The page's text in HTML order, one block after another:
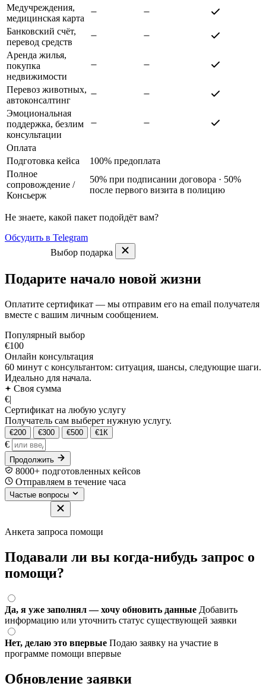
Медучреждения,
медицинская карта
Банковский счёт,
перевод средств
Аренда жилья,
покупка
недвижимости
Перевоз животных,
автоконсалтинг
Эмоциональная
поддержка, безлим
консультации
Оплата
Подготовка кейса
100% предоплата
Полное
сопровождение /
Консьерж
50% при подписании договора · 50%
после первого визита в полицию
Не знаете, какой пакет подойдёт вам?
Обсудить в Telegram
Выбор подарка
Подарите начало новой жизни
Оплатите сертификат — мы отправим его на email получателя
вместе с вашим личным сообщением.
Популярный выбор
€100
Онлайн консультация
60 минут с консультантом: ситуация, шансы, следующие шаги.
Идеально для начала.
Своя сумма
€|
Сертификат на любую услугу
Получатель сам выберет нужную услугу.
€200 €300 €500 €1К
€
Продолжить
8000+ подготовленных кейсов
Отправляем в течение часа
Частые вопросы
Анкета запроса помощи
Подавали ли вы когда-нибудь запрос о
помощи?
Да, я уже заполнял — хочу обновить данные Добавить
информацию или уточнить статус существующей заявки
Нет, делаю это впервые Подаю заявку на участие в
программе помощи впервые
Обновление заявки